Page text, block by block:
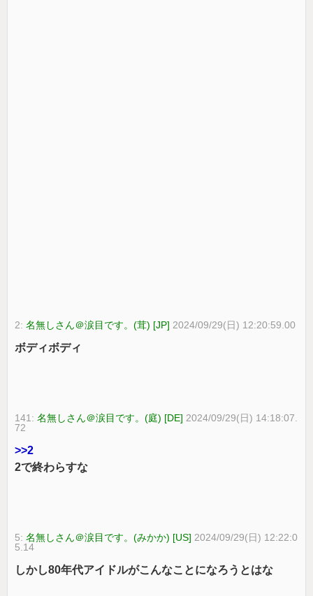
2:名無しさん＠涙目です。(茸) [JP] 2024/09/29(日) 12:20:59.00
ボディボディ
141:名無しさん＠涙目です。(庭) [DE] 2024/09/29(日) 14:18:07.
72
>>2
2で終わらすな
5:名無しさん＠涙目です。(みかか) [US] 2024/09/29(日) 12:22:0
5.14
しかし80年代アイドルがこんなことになろうとはな